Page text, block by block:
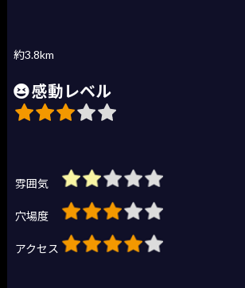
約3.8km
感動レベル
雰囲気
穴場度
アクセス